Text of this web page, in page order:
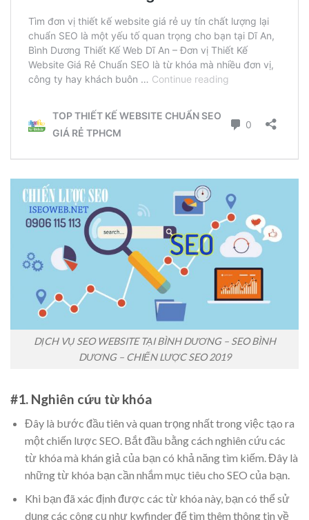
DỊCH VỤ SEO WEBSITE TẠI BÌNH DƯƠNG – SEO BÌNH
DƯƠNG – CHIẾN LƯỢC SEO 2019
#1. Nghiên cứu từ khóa
Đây là bước đầu tiên và quan trọng nhất trong việc tạo ra
một chiến lược SEO. Bắt đầu bằng cách nghiên cứu các
từ khóa mà khán giả của bạn có khả năng tìm kiếm. Đây là
những từ khóa bạn cần nhắm mục tiêu cho SEO của bạn.
Khi bạn đã xác định được các từ khóa này, bạn có thể sử
dụng các công cụ như kwfinder để tìm thêm thông tin về